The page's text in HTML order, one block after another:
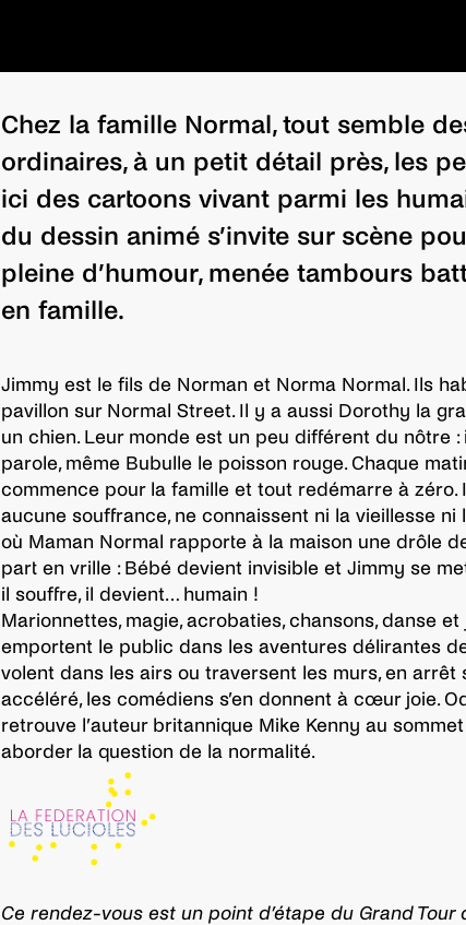
Chez la famille Normal, tout semble
ordinaires, à un petit détail près, les
ici des cartoons vivant parmi les
du dessin animé s’invite sur scène
pleine d’humour, menée tambours
en famille.
Jimmy est le fils de Norman et Norma Normal. Ils
pavillon sur Normal Street. Il y a aussi Dorothy la
un chien. Leur monde est un peu différent du nôtre
parole, même Bubulle le poisson rouge. Chaque
commence pour la famille et tout redémarre à zéro.
aucune souffrance, ne connaissent ni la vieillesse ni
où Maman Normal rapporte à la maison une drôle
part en vrille : Bébé devient invisible et Jimmy se
il souffre, il devient… humain !
Marionnettes, magie, acrobaties, chansons, danse
emportent le public dans les aventures délirantes
volent dans les airs ou traversent les murs, en arrêt
accéléré, les comédiens s’en donnent à cœur joie.
retrouve l’auteur britannique Mike Kenny au
aborder la question de la normalité.
Ce rendez-vous est un point d’étape du Grand